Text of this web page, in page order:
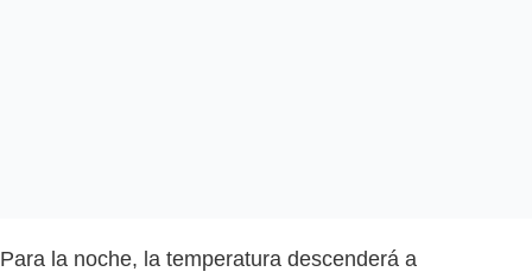
Para la noche, la temperatura descenderá a